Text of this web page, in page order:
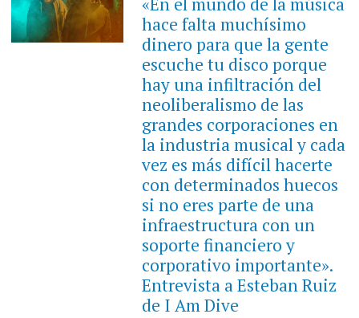
hace falta muchísimo
dinero para que la gente
escuche tu disco porque
hay una infiltración del
neoliberalismo de las
grandes corporaciones en
la industria musical y cada
vez es más difícil hacerte
con determinados huecos
si no eres parte de una
infraestructura con un
soporte financiero y
corporativo importante».
Entrevista a Esteban Ruiz
de I Am Dive